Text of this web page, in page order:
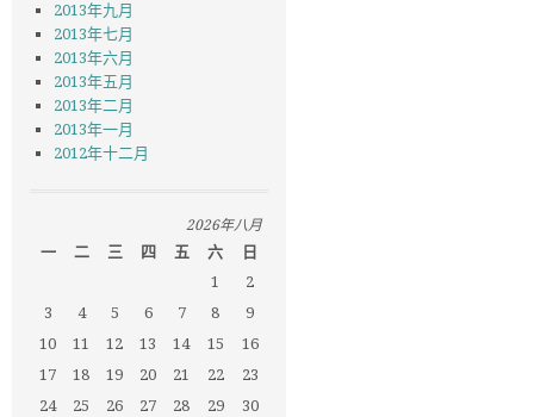
2013年九月
2013年七月
2013年六月
2013年五月
2013年二月
2013年一月
2012年十二月
2026年八月
一 二 三 四 五 六 日
1
2
3
4 5 6 7 8
9
10
11 12 13 14 15
16
17
18 19 20 21 22
23
24
25 26 27 28 29
30